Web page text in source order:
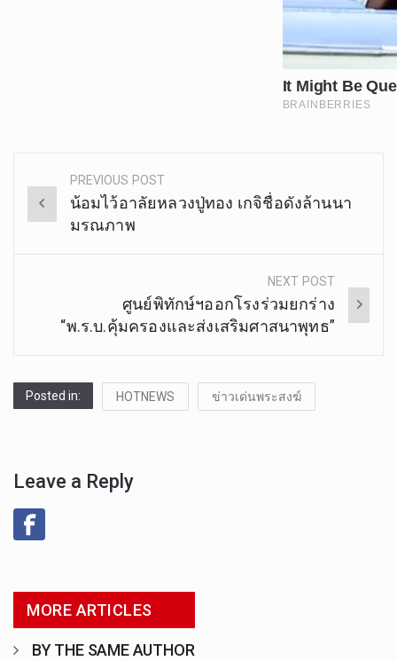
Post
navigation
PREVIOUS POST
น้อมไว้อาลัยหลวงปู่ทอง เกจิชื่อดังล้านนา
มรณภาพ
NEXT POST
ศูนย์พิทักษ์ฯออกโรงร่วมยกร่าง
“พ.ร.บ.คุ้มครองและส่งเสริมศาสนาพุทธ”
Posted in: HOTNEWS ข่าวเด่นพระสงฆ์
Leave a Reply
MORE ARTICLES
BY THE SAME AUTHOR